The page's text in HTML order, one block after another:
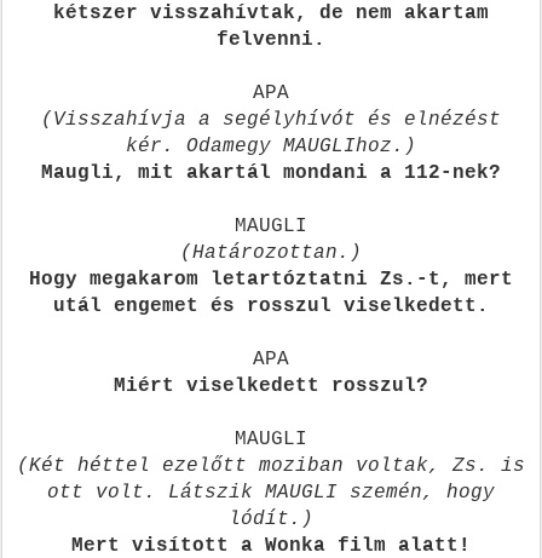
kétszer visszahívtak, de nem akartam
felvenni.
APA
(Visszahívja a segélyhívót és elnézést
kér. Odamegy MAUGLIhoz.)
Maugli, mit akartál mondani a 112-nek?
MAUGLI
(Határozottan.)
Hogy megakarom letartóztatni Zs.-t, mert
utál engemet és rosszul viselkedett.
APA
Miért viselkedett rosszul?
MAUGLI
(Két héttel ezelőtt moziban voltak, Zs. is
ott volt. Látszik MAUGLI szemén, hogy
lódít.)
Mert visított a Wonka film alatt!